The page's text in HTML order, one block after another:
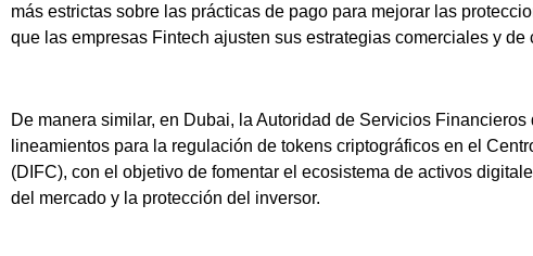
más estrictas sobre las prácticas de pago para mejorar las
que las empresas Fintech ajusten sus estrategias comerciales y de
De manera similar, en Dubai, la Autoridad de Servicios
lineamientos para la regulación de tokens criptográficos en el
(DIFC), con el objetivo de fomentar el ecosistema de activos
del mercado y la protección del inversor.